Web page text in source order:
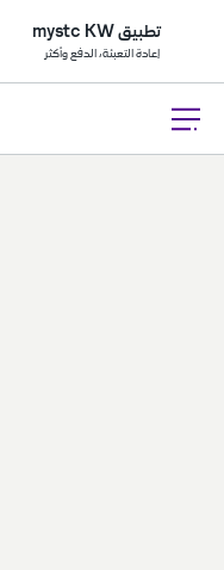
تطبيق mystc KW
إعادة التعبئة، الدفع وأكثر